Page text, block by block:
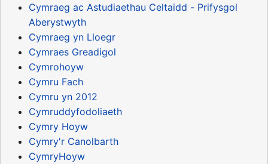
Cymraeg ac Astudiaethau Celtaidd - Prifysgol
Aberystwyth
Cymraeg yn Lloegr
Cymraes Greadigol
Cymrohoyw
Cymru Fach
Cymru yn 2012
Cymruddyfodoliaeth
Cymry Hoyw
Cymry'r Canolbarth
CymryHoyw